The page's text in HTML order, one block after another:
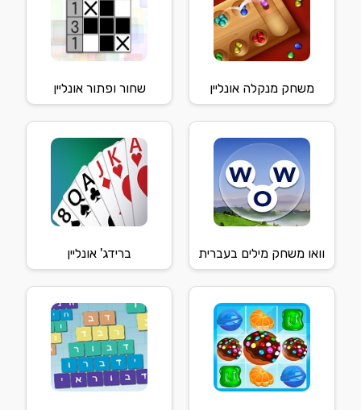
משחק מנקלה אונליין שחור ופתור אונליין
וואו משחק מילים בעברית ברידג' אונליין